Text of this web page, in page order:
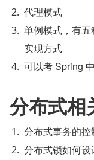
代理模式
单例模式，有
实现方式
可以考 Spring
分布式相
分布式事务的控
分布式锁如何设